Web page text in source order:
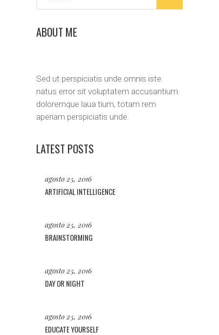
ABOUT ME
Sed ut perspiciatis unde omnis iste
natus error sit voluptatem accusantium
doloremque laua tium, totam rem
aperiam perspiciatis unde.
LATEST POSTS
agosto 25, 2016
ARTIFICIAL INTELLIGENCE
agosto 25, 2016
BRAINSTORMING
agosto 25, 2016
DAY OR NIGHT
agosto 25, 2016
EDUCATE YOURSELF